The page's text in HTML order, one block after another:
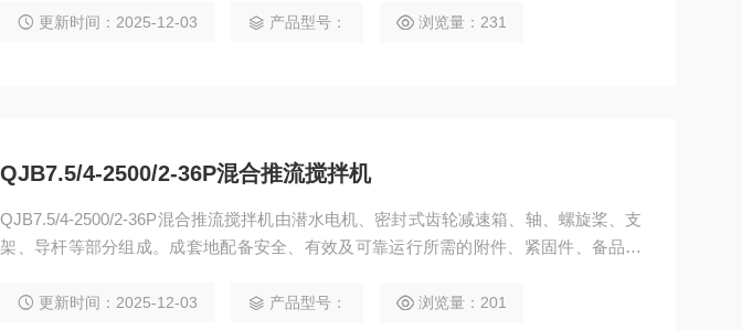
关，可与电机过载保护相连接并与控制柜相连接。
更新时间：2025-12-03 产品型号： 浏览量：231
QJB7.5/4-2500/2-36P混合推流搅拌机
QJB7.5/4-2500/2-36P混合推流搅拌机由潜水电机、密封式齿轮减速箱、轴、螺旋桨、支
架、导杆等部分组成。成套地配备安全、有效及可靠运行所需的附件、紧固件、备品备
置参照所附设计图纸。
更新时间：2025-12-03 产品型号： 浏览量：201